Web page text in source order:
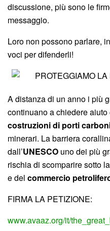
discussione, più sono le
messaggio.
Loro non possono parlare,
voci per difenderli!
A distanza di un anno i più
continuano a chiedere aiuto
costruzioni di porti
minerari. La barriera
dall’UNESCO uno dei più
rischia di scomparire sotto la
e del commercio
FIRMA LA PETIZIONE:
www.avaaz.org/it/